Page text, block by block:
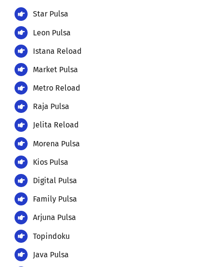
Star Pulsa
Leon Pulsa
Istana Reload
Market Pulsa
Metro Reload
Raja Pulsa
Jelita Reload
Morena Pulsa
Kios Pulsa
Digital Pulsa
Family Pulsa
Arjuna Pulsa
Topindoku
Java Pulsa